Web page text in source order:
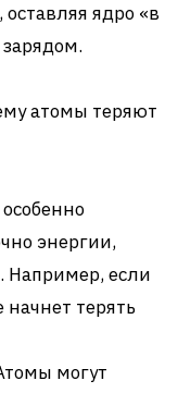
ядро «в
атомы теряют
энергии,
Например, если
начнет терять
могут